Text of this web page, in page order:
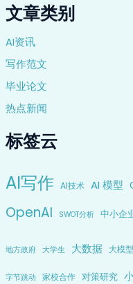
文章类别
AI资讯
写作范文
毕业论文
热点新闻
标签云
AI写作 AI技术 AI 模型
OpenAI SWOT分析 中小企
地方政府 大学生 大数据 大模型
字节跳动 家校合作 对策研究